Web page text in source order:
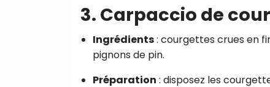
3. Carpaccio de
Ingrédients: courgettes crues en
pignons de pin.
Préparation : disposez les